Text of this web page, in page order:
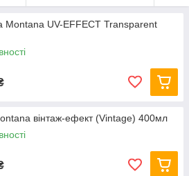
Montana UV-EFFECT Transparent
вінтаж-ефект (Vintage) 400мл